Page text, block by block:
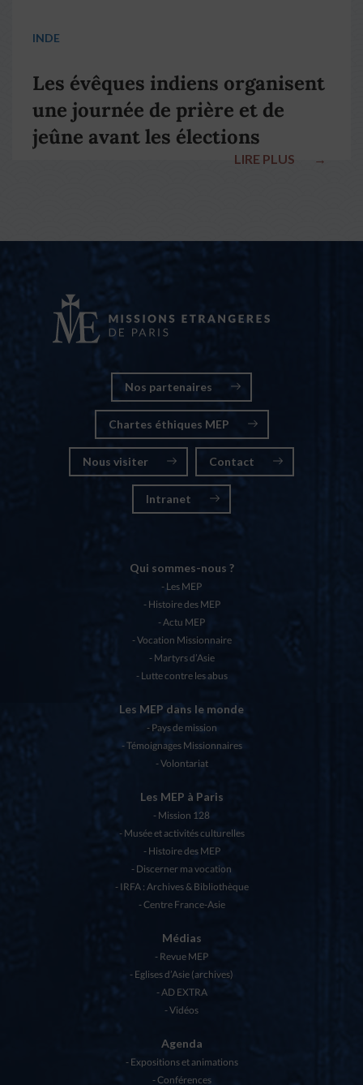
INDE
Les évêques indiens organisent
une journée de prière et de
jeûne avant les élections
LIRE PLUS →
Nos partenaires
Chartes éthiques MEP
Nous visiter Contact
Intranet
Qui sommes-nous ?
Les MEP
Histoire des MEP
Actu MEP
Vocation Missionnaire
Martyrs d’Asie
Lutte contre les abus
Les MEP dans le monde
Pays de mission
Témoignages Missionnaires
Volontariat
Les MEP à Paris
Mission 128
Musée et activités culturelles
Histoire des MEP
Discerner ma vocation
IRFA : Archives & Bibliothèque
Centre France-Asie
Médias
Revue MEP
Eglises d’Asie (archives)
AD EXTRA
Vidéos
Agenda
Expositions et animations
Conférences